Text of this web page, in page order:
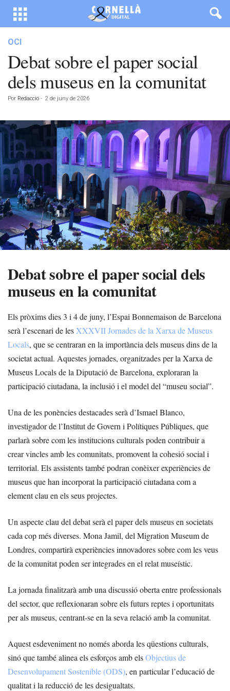
OCI
Debat sobre el paper social
dels museus en la comunitat
Por Redacció - 2 de juny de 2026
Debat sobre el paper social dels
museus en la comunitat
Els pròxims dies 3 i 4 de juny, l’Espai Bonnemaison de Barcelona
serà l’escenari de lesXXXVII Jornades de la Xarxa de Museus
Locals, que se centraran en la importància dels museus dins de la
societat actual. Aquestes jornades, organitzades per la Xarxa de
Museus Locals de la Diputació de Barcelona, exploraran la
participació ciutadana, la inclusió i el model del “museu social”.
Una de les ponències destacades serà d’Ismael Blanco,
investigador de l’Institut de Govern i Polítiques Públiques, que
parlarà sobre com les institucions culturals poden contribuir a
crear vincles amb les comunitats, promovent la cohesió social i
territorial. Els assistents també podran conèixer experiències de
museus que han incorporat la participació ciutadana com a
element clau en els seus projectes.
Un aspecte clau del debat serà el paper dels museus en societats
cada cop més diverses. Mona Jamil, del Migration Museum de
Londres, compartirà experiències innovadores sobre com les veus
de la comunitat poden ser integrades en el relat museístic.
La jornada finalitzarà amb una discussió oberta entre professionals
del sector, que reflexionaran sobre els futurs reptes i oportunitats
per als museus, centrant-se en la seva relació amb la comunitat.
Aquest esdeveniment no només aborda les qüestions culturals,
sinó que també alinea els esforços amb elsObjectius de
Desenvolupament Sostenible (ODS), en particular l’educació de
qualitat i la reducció de les desigualtats.